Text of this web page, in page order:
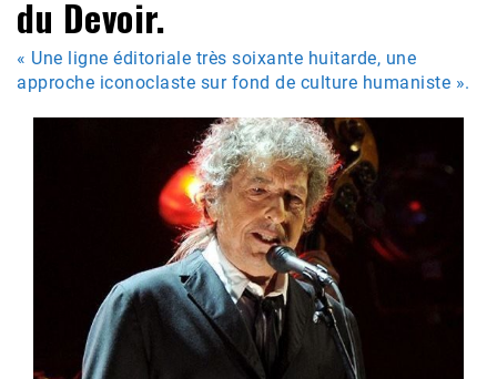
du Devoir.
« Une ligne éditoriale très soixante huitarde, une
approche iconoclaste sur fond de culture humaniste ».